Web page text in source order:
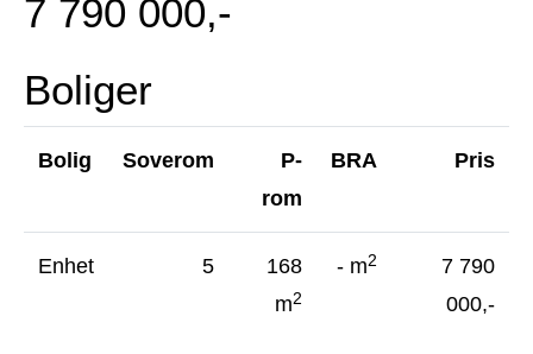
7 790 000,-
Boliger
Bolig Soverom
P-
rom
BRA Pris
Enhet 5
168
m2
- m2
7 790
000,-
Vis mer informasjon